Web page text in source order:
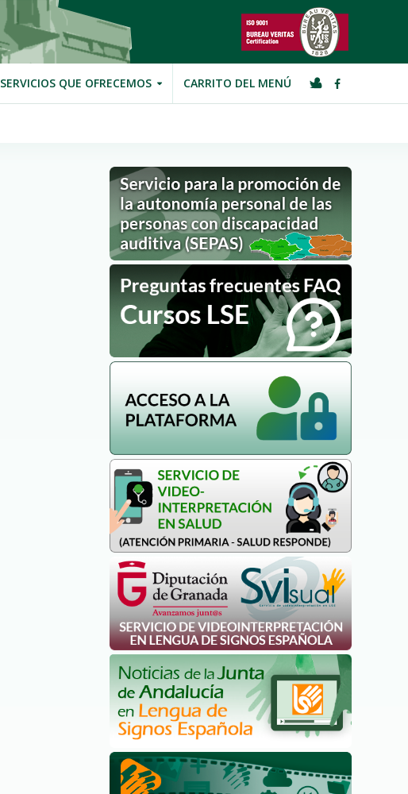
SERVICIOS QUE OFRECEMOS CARRITO DEL MENÚ